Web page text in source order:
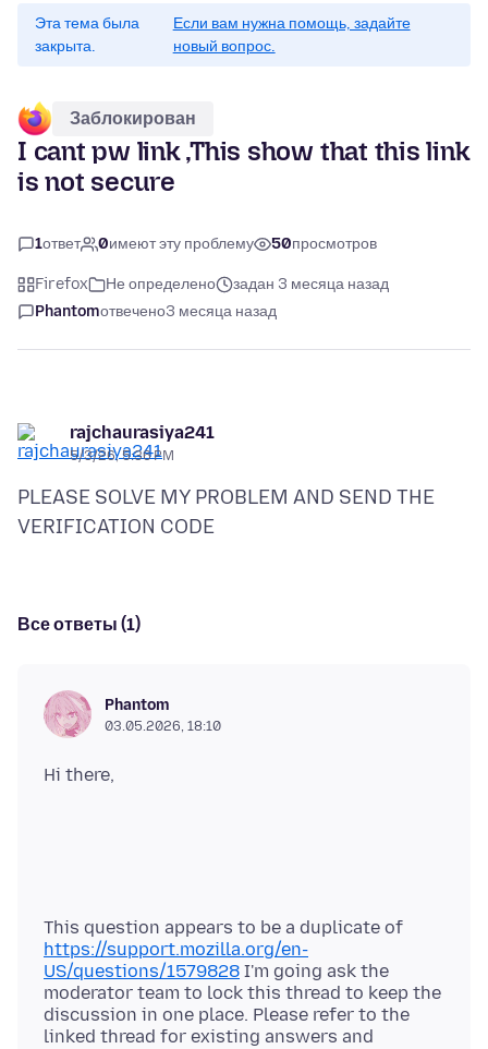
Эта тема была
закрыта.
Если вам нужна помощь, задайте
новый вопрос.
Заблокирован
I cant pw link ,This show that this link
is not secure
1ответ 0имеют эту проблему 50просмотров
Firefox Не определено
задан 3 месяца назад
Phantomотвечено3 месяца назад
rajchaurasiya241
5/3/26, 5:36 PM
PLEASE SOLVE MY PROBLEM AND SEND THE
Все ответы (1)
Phantom
03.05.2026, 18:10
This question appears to be a duplicate of
https://support.mozilla.org/en-
US/questions/1579828 I'm going ask the
moderator team to lock this thread to keep the
discussion in one place. Please refer to the
linked thread for existing answers and